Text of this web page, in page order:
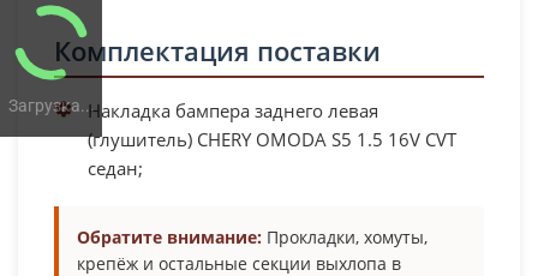
Загрузка...
Комплектация поставки
Накладка бампера заднего левая
(глушитель) CHERY OMODA S5 1.5 16V CVT
седан;
Обратите внимание: Прокладки, хомуты,
крепёж и остальные секции выхлопа в